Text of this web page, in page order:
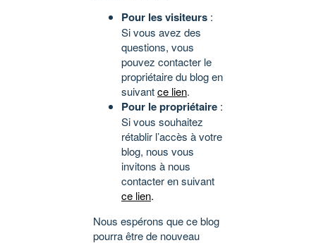
Pour les visiteurs :
Si vous avez des
questions, vous
pouvez contacter le
propriétaire du blog en
suivantce lien.
Pour le propriétaire :
Si vous souhaitez
rétablir l’accès à votre
blog, nous vous
invitons à nous
contacter en suivant
ce lien.
Nous espérons que ce blog
pourra être de nouveau